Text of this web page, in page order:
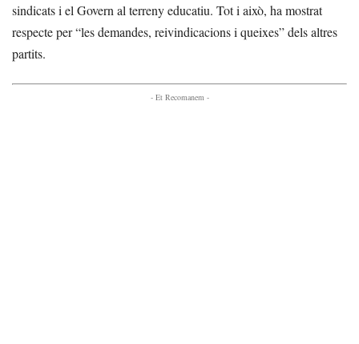
sindicats i el Govern al terreny educatiu. Tot i això, ha mostrat
respecte per “les demandes, reivindicacions i queixes” dels altres
partits.
- Et Recomanem -